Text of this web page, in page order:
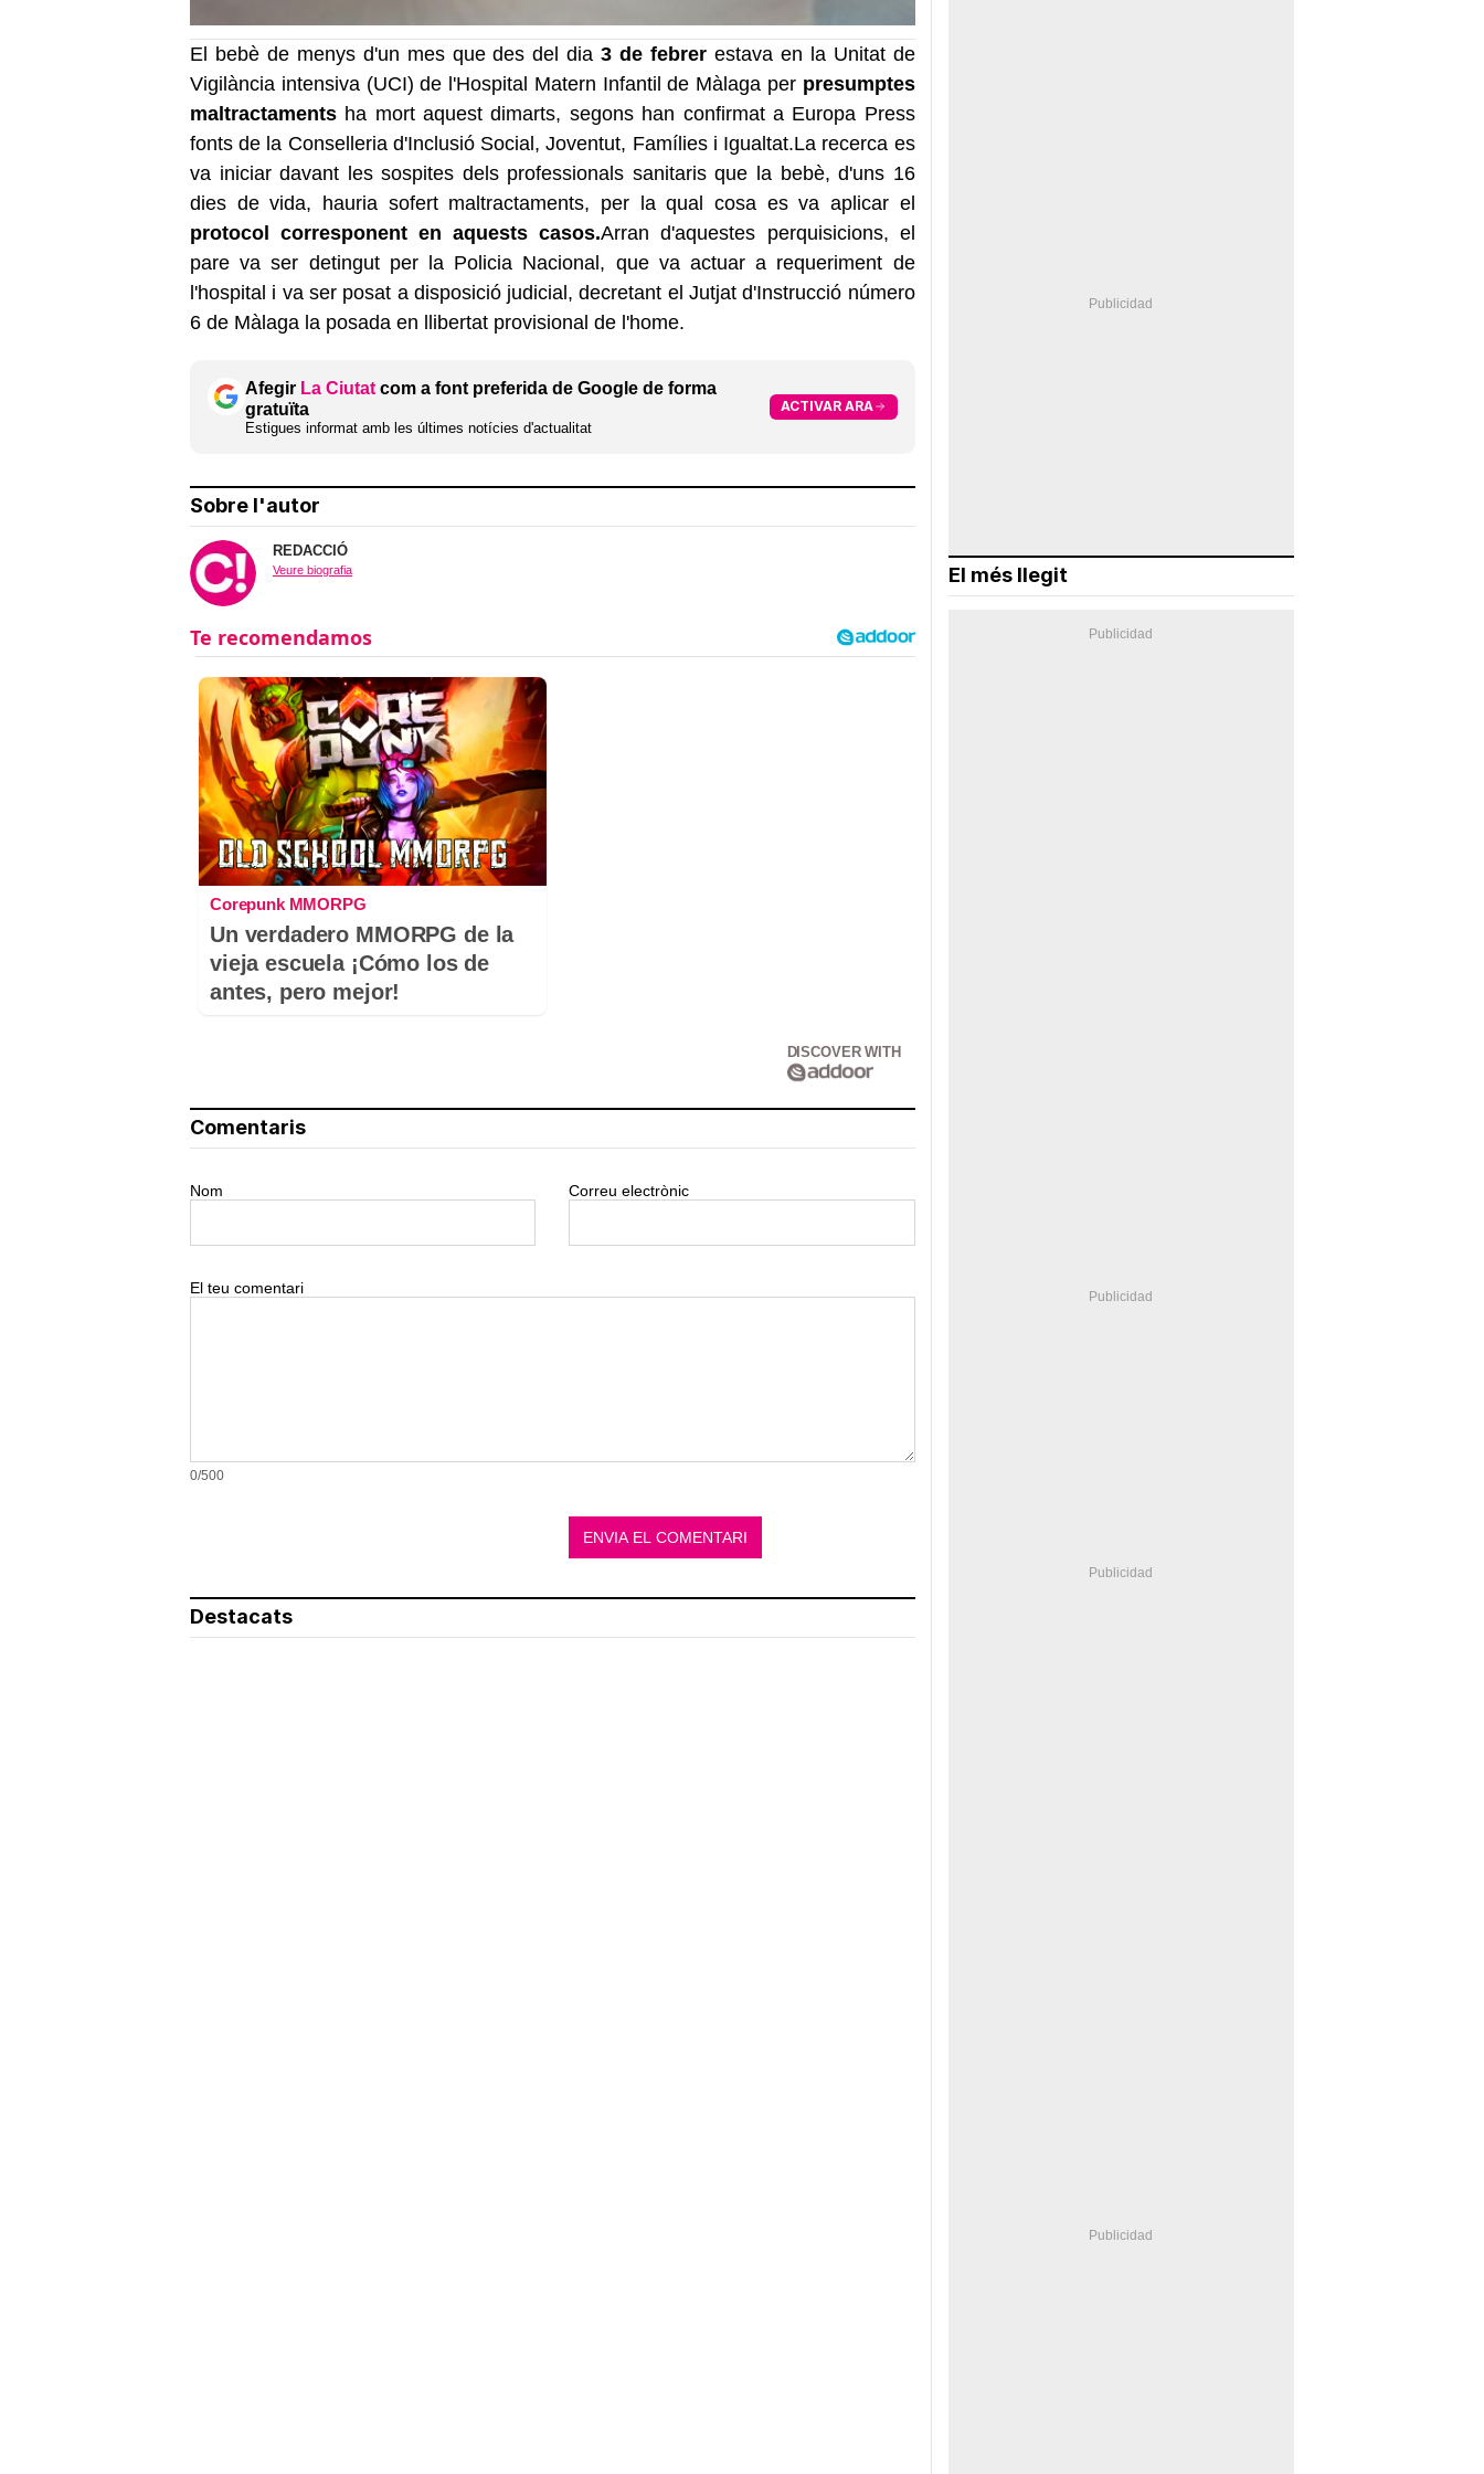
El bebè de menys d'un mes que des del dia3 de febrer estava en la Unitat de
Vigilància intensiva (UCI) de l'Hospital Matern Infantil de Màlaga perpresumptes
maltractaments ha mort aquest dimarts, segons han confirmat a Europa Press
fonts de la Conselleria d'Inclusió Social, Joventut, Famílies i Igualtat.La recerca es
va iniciar davant les sospites dels professionals sanitaris que la bebè, d'uns 16
dies de vida, hauria sofert maltractaments, per la qual cosa es va aplicar el
protocol corresponent en aquests casos.Arran d'aquestes perquisicions, el
pare va ser detingut per la Policia Nacional, que va actuar a requeriment de
l'hospital i va ser posat a disposició judicial, decretant el Jutjat d'Instrucció número
6 de Màlaga la posada en llibertat provisional de l'home.
Afegir La Ciutat com a font preferida de Google de forma
gratuïta
Estigues informat amb les últimes notícies d'actualitat
ACTIVAR ARA
Sobre l'autor
REDACCIÓ
Veure biografia
Corepunk MMORPG
Un verdadero MMORPG de la
vieja escuela ¡Cómo los de
antes, pero mejor!
DISCOVER WITH
Comentaris
Nom Correu electrònic
El teu comentari
0/500
Destacats
El més llegit